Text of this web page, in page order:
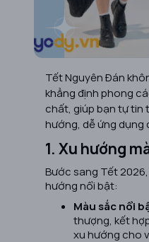
Tết Nguyên Đán
khẳng định phong
chất, giúp bạn tự tin
hướng, dễ ứng dụng
1. Xu hướng
Bước sang Tết
hướng nổi bật:
Màu sắc nổi
thượng, kết
xu hướng cho